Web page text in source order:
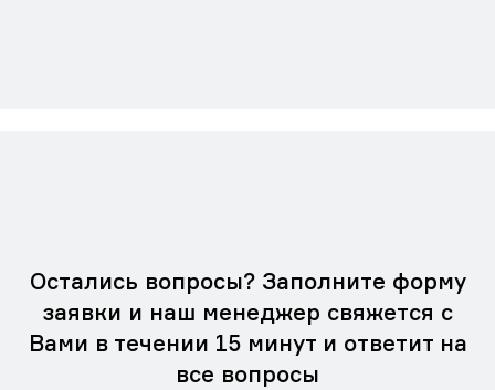
Остались вопросы? Заполните форму
заявки и наш менеджер свяжется с
Вами в течении 15 минут и ответит на
все вопросы